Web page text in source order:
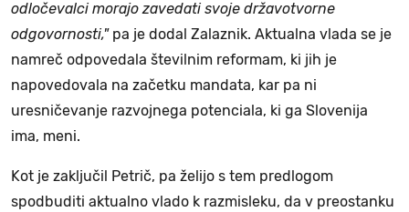
odločevalci morajo zavedati svoje državotvorne
odgovornosti,"pa je dodal Zalaznik. Aktualna vlada se je
namreč odpovedala številnim reformam, ki jih je
napovedovala na začetku mandata, kar pa ni
uresničevanje razvojnega potenciala, ki ga Slovenija
ima, meni.
Kot je zaključil Petrič, pa želijo s tem predlogom
spodbuditi aktualno vlado k razmisleku, da v preostanku